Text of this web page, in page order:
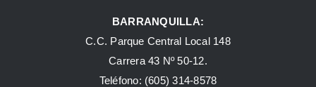
BARRANQUILLA:
C.C. Parque Central Local 148
Carrera 43 Nº 50-12.
Teléfono: (605) 314-8578